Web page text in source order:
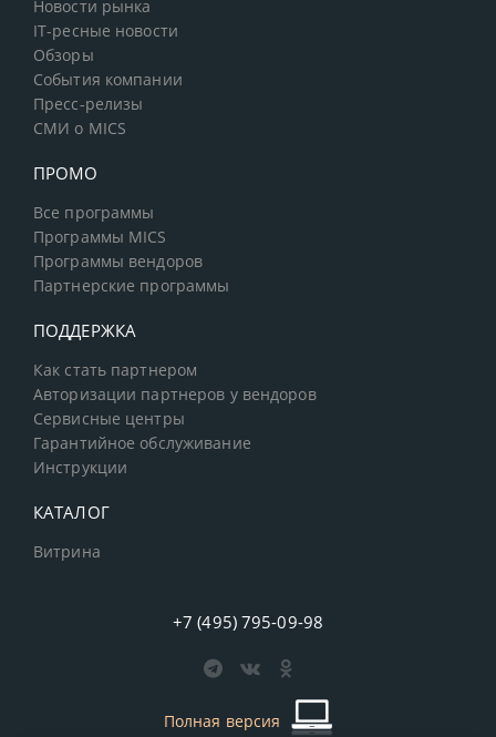
Новости рынка
IT-ресные новости
Обзоры
События компании
Пресс-релизы
СМИ о MICS
ПРОМО
Все программы
Программы MICS
Программы вендоров
Партнерские программы
ПОДДЕРЖКА
Как стать партнером
Авторизации партнеров у вендоров
Сервисные центры
Гарантийное обслуживание
Инструкции
КАТАЛОГ
Витрина
+7 (495) 795-09-98
Полная версия